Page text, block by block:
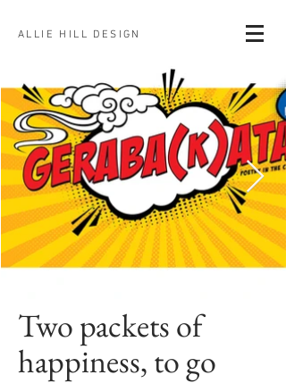
ALLIE HILL DESIGN
Two packets of
happiness, to go